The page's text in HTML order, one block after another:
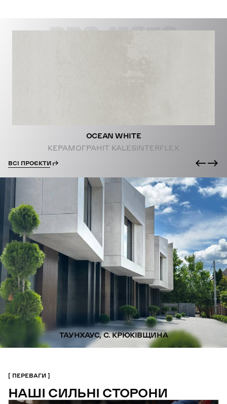
PROJECTS
OCEAN WHITE
КЕРАМОГРАНІТ KALESINTERFLEX
ВСІ ПРОЄКТИ
ТАУНХАУС, С. КРЮКІВЩИНА
ПЕРЕВАГИ
НАШІ СИЛЬНІ СТОРОНИ